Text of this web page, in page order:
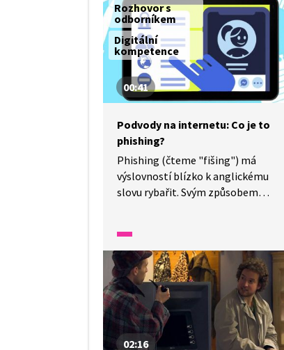
Rozhovor s
odborníkem
Digitální
kompetence
00:41
Podvody na internetu: Co je to
phishing?
Phishing (čteme "fišing") má
výslovností blízko k anglickému
slovu rybařit. Svým způsobem
hesla a citlivé údaje o důvěřivých
uživatelích. Stejně jako
u opravdového rybaření používají
různé návnady, jak uživatele
nalákat. Více si o tom povíme
s Jirkou Králem, který je
spolutvůrcem programu "Buď safe
02:16